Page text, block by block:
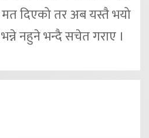
दिएको तर अब यस्तै भयो
नहुने भन्दै सचेत गराए ।